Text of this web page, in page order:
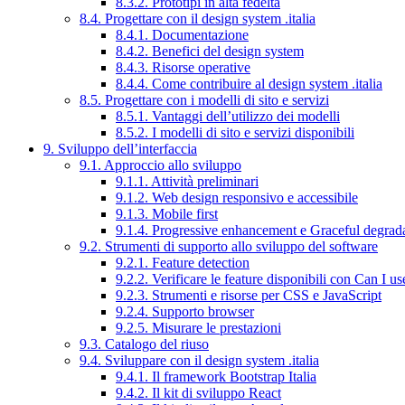
8.4. Progettare con il design system .italia
8.4.1. Documentazione
8.4.2. Benefici del design system
8.4.3. Risorse operative
8.4.4. Come contribuire al design system .italia
8.5. Progettare con i modelli di sito e servizi
8.5.1. Vantaggi dell’utilizzo dei modelli
8.5.2. I modelli di sito e servizi disponibili
9. Sviluppo dell’interfaccia
9.1. Approccio allo sviluppo
9.1.1. Attività preliminari
9.1.2. Web design responsivo e accessibile
9.1.3. Mobile first
9.1.4. Progressive enhancement e Graceful
9.2. Strumenti di supporto allo sviluppo del software
9.2.1. Feature detection
9.2.2. Verificare le feature disponibili con Can I
9.2.3. Strumenti e risorse per CSS e JavaScript
9.2.4. Supporto browser
9.2.5. Misurare le prestazioni
9.3. Catalogo del riuso
9.4. Sviluppare con il design system .italia
9.4.1. Il framework Bootstrap Italia
9.4.2. Il kit di sviluppo React